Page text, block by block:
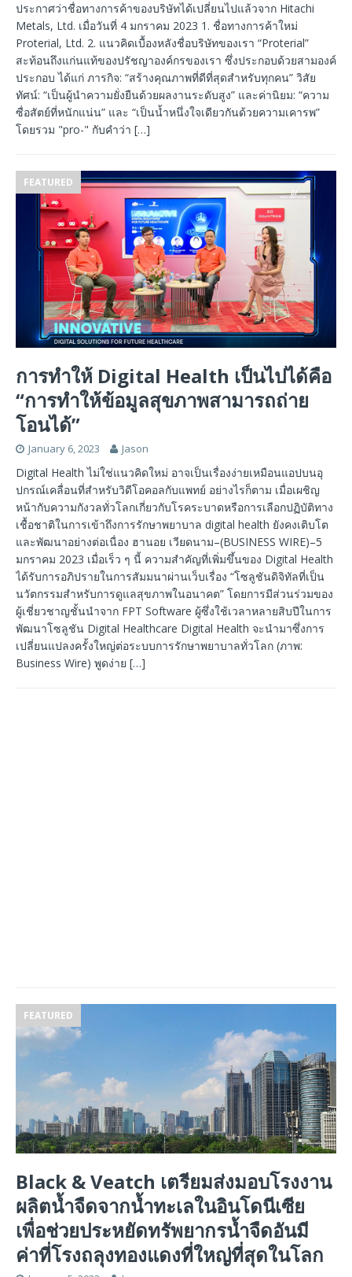
ประกาศว่าชื่อทางการค้าของบริษัทได้เปลี่ยนไปแล้วจาก Hitachi
Metals, Ltd. เมื่อวันที่ 4 มกราคม 2023 1. ชื่อทางการค้าใหม่
Proterial, Ltd. 2. แนวคิดเบื้องหลังชื่อบริษัทของเรา “Proterial”
สะท้อนถึงแก่นแท้ของปรัชญาองค์กรของเรา ซึ่งประกอบด้วยสามองค์
ประกอบ ได้แก่ ภารกิจ: “สร้างคุณภาพที่ดีที่สุดสำหรับทุกคน” วิสัย
ทัศน์: “เป็นผู้นำความยั่งยืนด้วยผลงานระดับสูง” และค่านิยม: “ความ
ซื่อสัตย์ที่หนักแน่น” และ “เป็นน้ำหนึ่งใจเดียวกันด้วยความเคารพ”
โดยรวม "pro-" กับคำว่า […]
FEATURED
การทำให้ Digital Health เป็นไปได้คือ
“การทำให้ข้อมูลสุขภาพสามารถถ่าย
โอนได้”
January 6, 2023 Jason
Digital Health ไม่ใช่แนวคิดใหม่ อาจเป็นเรื่องง่ายเหมือนแอปบนอุ
ปกรณ์เคลื่อนที่สำหรับวิดีโอคอลกับแพทย์ อย่างไรก็ตาม เมื่อเผชิญ
หน้ากับความกังวลทั่วโลกเกี่ยวกับโรคระบาดหรือการเลือกปฏิบัติทาง
เชื้อชาติในการเข้าถึงการรักษาพยาบาล digital health ยังคงเติบโต
และพัฒนาอย่างต่อเนื่อง ฮานอย เวียดนาม–(BUSINESS WIRE)–5
มกราคม 2023 เมื่อเร็ว ๆ นี้ ความสำคัญที่เพิ่มขึ้นของ Digital Health
ได้รับการอภิปรายในการสัมมนาผ่านเว็บเรื่อง “โซลูชันดิจิทัลที่เป็น
นวัตกรรมสำหรับการดูแลสุขภาพในอนาคต” โดยการมีส่วนร่วมของ
ผู้เชี่ยวชาญชั้นนำจาก FPT Software ผู้ซึ่งใช้เวลาหลายสิบปีในการ
พัฒนาโซลูชัน Digital Healthcare Digital Health จะนำมาซึ่งการ
เปลี่ยนแปลงครั้งใหญ่ต่อระบบการรักษาพยาบาลทั่วโลก (ภาพ:
Business Wire) พูดง่าย […]
FEATURED
Black & Veatch เตรียมส่งมอบโรงงาน
ผลิตน้ำจืดจากน้ำทะเลในอินโดนีเซีย
เพื่อช่วยประหยัดทรัพยากรน้ำจืดอันมี
ค่าที่โรงถลุงทองแดงที่ใหญ่ที่สุดในโลก